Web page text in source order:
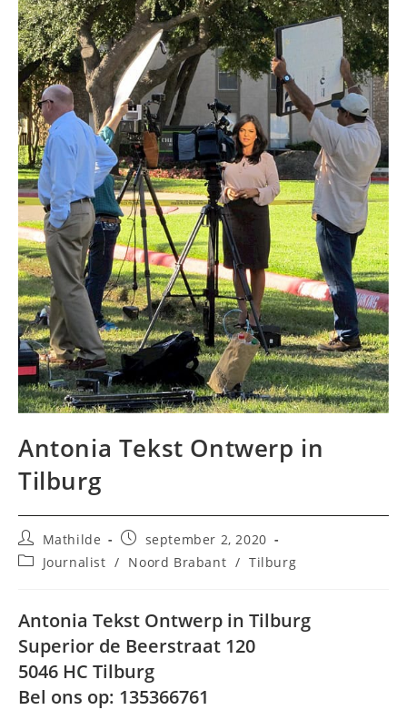
Antonia Tekst Ontwerp in
Tilburg
Bericht
auteur:
Mathilde
Bericht
gepubliceerd
op:
september 2, 2020
Berichtcategorie:
Journalist / Noord Brabant / Tilburg
Antonia Tekst Ontwerp in Tilburg
Superior de Beerstraat 120
5046 HC Tilburg
Bel ons op: 135366761